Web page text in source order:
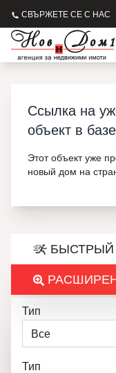
СВЪРЖЕТЕ СЕ С НАС
Ссылка на
объект в
Этот объект уже
новый дом на
БЫСТРЫЙ
Тип
Тип